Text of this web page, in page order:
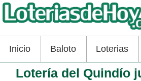
Inicio Baloto Loterias
Lotería del Quindío